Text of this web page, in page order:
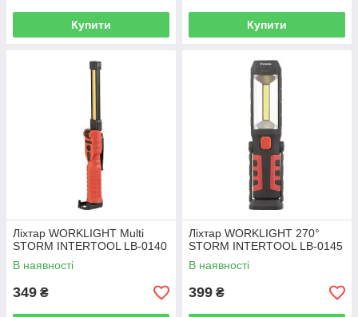
Купити Купити
Ліхтар WORKLIGHT Multi
STORM INTERTOOL LB-0140
В наявності
349 ₴
Ліхтар WORKLIGHT 270°
STORM INTERTOOL LB-0145
В наявності
399 ₴